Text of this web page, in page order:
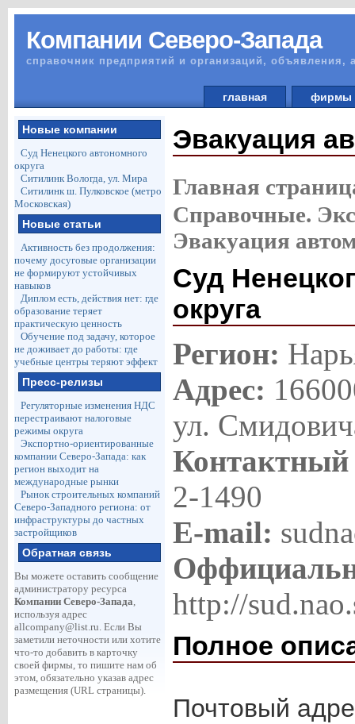
Компании Северо-Запада
справочник предприятий и организаций, объявления,
главная
Новые компании
Суд Ненецкого автономного
округа
Ситилинк Вологда, ул. Мира
Ситилинк ш. Пулковское (метро
Московская)
Новые статьи
Активность без продолжения:
почему досуговые организации
не формируют устойчивых
навыков
Диплом есть, действия нет: где
образование теряет
практическую ценность
Обучение под задачу, которое
не доживает до работы: где
учебные центры теряют эффект
Пресс-релизы
Регуляторные изменения НДС
перестраивают налоговые
режимы округа
Экспортно-ориентированные
компании Северо-Запада: как
регион выходит на
международные рынки
Рынок строительных компаний
Северо-Западного региона: от
инфраструктуры до частных
застройщиков
Обратная связь
Вы можете оставить сообщение
администратору ресурса
Компании Северо-Запада,
используя адрес
allcompany@list.ru. Если Вы
заметили неточности или хотите
что-то добавить в карточку
своей фирмы, то пишите нам об
этом, обязательно указав адрес
размещения (URL страницы).
Эвакуация
Главная
Справочные.
Эвакуация
Суд
округа
Регион:
Адрес:
ул.
2-1490
E-mail:
http://
Полное
Почтовый